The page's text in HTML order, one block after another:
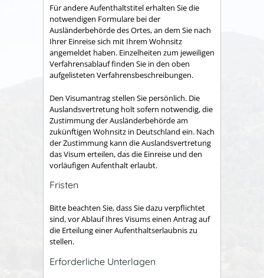
Für andere Aufenthaltstitel erhalten Sie die
notwendigen Formulare bei der
Ausländerbehörde des Ortes, an dem Sie nach
Ihrer Einreise sich mit Ihrem Wohnsitz
angemeldet haben. Einzelheiten zum jeweiligen
Verfahrensablauf finden Sie in den oben
aufgelisteten Verfahrensbeschreibungen.
Den Visumantrag stellen Sie persönlich. Die
Auslandsvertretung holt sofern notwendig, die
Zustimmung der Ausländerbehörde am
zukünftigen Wohnsitz in Deutschland ein. Nach
der Zustimmung kann die Auslandsvertretung
das Visum erteilen, dasdie Einreise und den
vorläufigen Aufenthalt erlaubt.
Fristen
Bitte beachten Sie, dass Sie dazu verpflichtet
sind, vor Ablauf Ihres Visums einen Antrag auf
die Erteilung einer Aufenthaltserlaubnis zu
stellen.
Erforderliche Unterlagen